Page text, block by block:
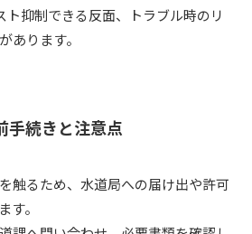
ト抑制できる反面、トラブル時のリ
あります。
手続きと注意点
触るため、水道局への届け出や許可
す。